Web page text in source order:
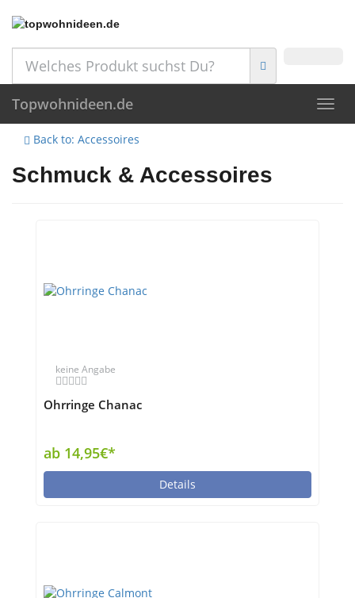
Topwohnideen.de
Back to: Accessoires
Schmuck & Accessoires
keine Angabe
Ohrringe Chanac
ab 14,95€*
Details